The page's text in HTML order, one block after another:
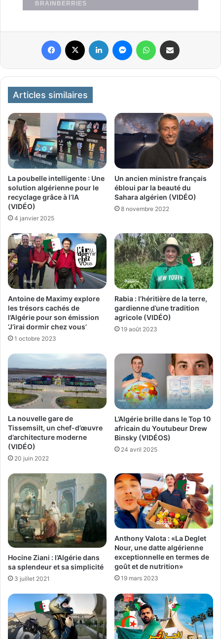
Articles similaires
La poubelle intelligente : Une
solution algérienne pour le
recyclage grâce à l’IA
(VIDÉO)
4 janvier 2025
Un ancien ministre français
ébloui par la beauté du
Sahara algérien (VIDÉO)
8 novembre 2022
Antoine de Maximy explore
les trésors cachés de
l’Algérie pour son émission
‘J’irai dormir chez vous’
1 octobre 2023
Rabia : l’héritière de la terre,
gardienne d’une tradition
agricole (VIDÉO)
19 août 2023
La nouvelle gare de
Tissemsilt, un chef-d’œuvre
d’architecture moderne
(VIDÉO)
20 juin 2022
L’Algérie brille dans le Top 10
africain du Youtubeur Drew
Binsky (VIDÉOS)
24 avril 2025
Hocine Ziani : l’Algérie dans
sa splendeur et sa simplicité
3 juillet 2021
Anthony Valota : «La Deglet
Nour, une datte algérienne
exceptionnelle en termes de
goût et de nutrition»
19 mars 2023